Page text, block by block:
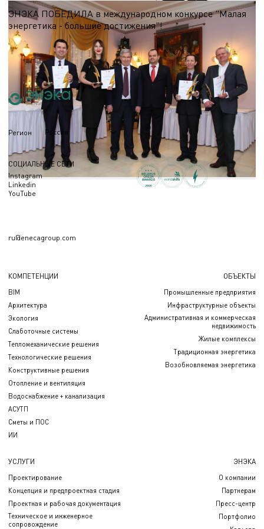
ЭНЭКА ПОБЕДИЛА в международном конкурсе "Малая
энергетика - большие достижения"!
В Москве состоялась Торжественная церемония вручения Международной
премии "Малая энергетика - большие достижения"!
10.10.2024
Регион Россия
СОЦИАЛЬНЫЕ СЕТИ
Instagram
Linkedin
YouTube
ru@enecagroup.com
КОМПЕТЕНЦИИ
BIM
Архитектура
Экология
Слаботочные системы
Тепломеханические решения
Технологические решения
Конструктивные решения
Отопление и вентиляция
Водоснабжение + канализация
АСУТП
Сметы и ПОС
ИИ
ОБЪЕКТЫ
Промышленные предприятия
Инфраструктурные объекты
Административная и коммерческая
недвижимость
Жилые комплексы
Традиционная энергетика
Возобновляемая энергетика
УСЛУГИ
Проектирование
Концепция и предпроектная стадия
Проектная и рабочая документация
Техническое и инженерное
сопровождение
ЭНЭКА
О компании
Партнерам
Пресс-центр
Портфолио